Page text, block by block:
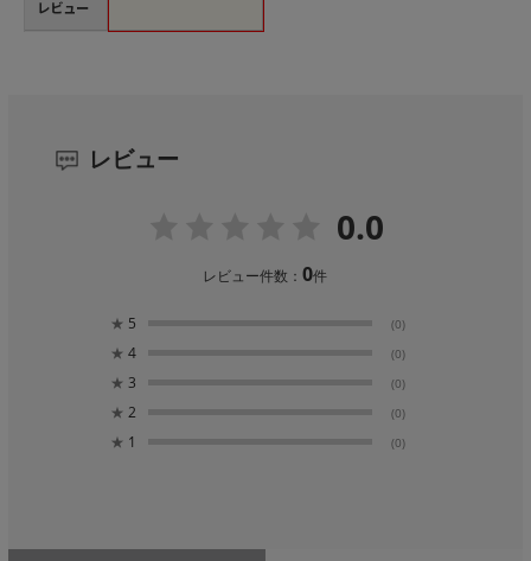
レビュー
レビュー
0.0
レビュー件数：0件
★ 5 (0)
★ 4 (0)
★ 3 (0)
★ 2 (0)
★ 1 (0)